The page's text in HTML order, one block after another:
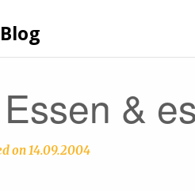
&
on14.09.2004